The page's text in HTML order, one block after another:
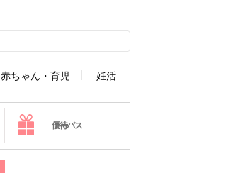
赤ちゃん・育児 妊活
優待パス